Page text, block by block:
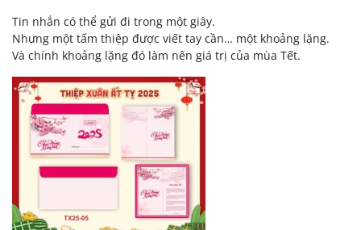
Tin nhắn có thể gửi đi trong một giây.
Nhưng một tấm thiệp được viết tay cần… một khoảng lặng.
Và chính khoảng lặng đó làm nên giá trị của mùa Tết.